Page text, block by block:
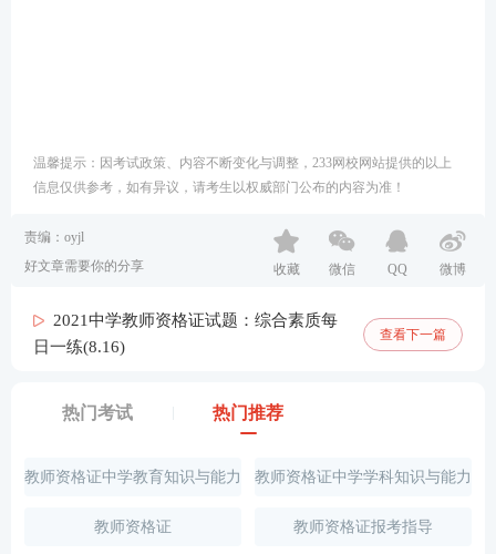
温馨提示：因考试政策、内容不断变化与调整，233网校网站提供的以上
信息仅供参考，如有异议，请考生以权威部门公布的内容为准！
责编：oyjl
好文章需要你的分享
收藏 微信 QQ 微博
2021中学教师资格证试题：综合素质每
日一练(8.16)
查看下一篇
热门考试 热门推荐
教师资格证中学教育知识与能力
试题
教师资格证中学学科知识与能力
试题
教师资格证 教师资格证报考指导